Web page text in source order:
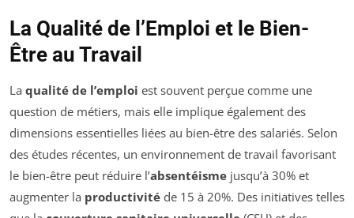
La Qualité de l’Emploi et le Bien-
Être au Travail
La qualité de l’emploi est souvent perçue comme une
question de métiers, mais elle implique également des
dimensions essentielles liées au bien-être des salariés. Selon
des études récentes, un environnement de travail favorisant
le bien-être peut réduire l’absentéisme jusqu’à 30% et
augmenter la productivité de 15 à 20%. Des initiatives telles